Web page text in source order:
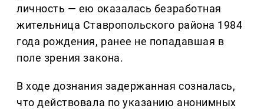
личность — ею оказалась безработная
жительница Ставропольского района 1984
года рождения, ранее не попадавшая в
поле зрения закона.
В ходе дознания задержанная созналась,
что действовала по указанию анонимных